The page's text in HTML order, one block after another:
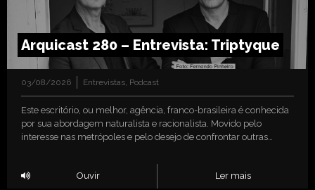
Arquicast 280 – Entrevista: Triptyque
03/08/2026 Entrevistas, Podcast
Este escritório, ou melhor, agência, franco-brasileira é conhecida
por sua abordagem naturalista e racionalista. Movido pelo
interesse nas metrópoles e pelo desejo de confrontar outras…
Ouvir Ler mais